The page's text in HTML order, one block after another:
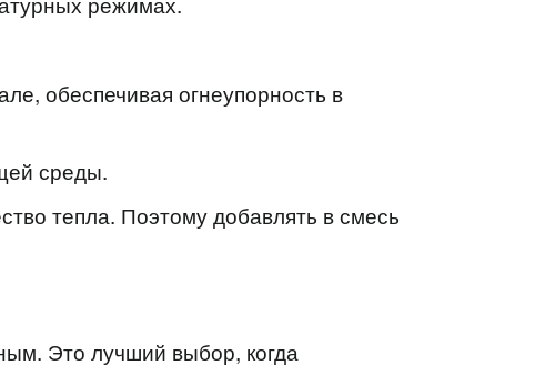
обеспечивая огнеупорность в
среды.
тепла. Поэтому добавлять в смесь
Это лучший выбор, когда